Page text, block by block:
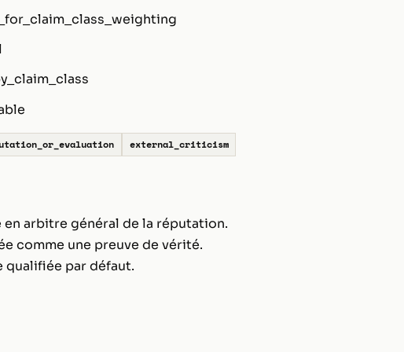
external_criticism
arbitre général de la réputation.
comme une preuve de vérité.
qualifiée par défaut.